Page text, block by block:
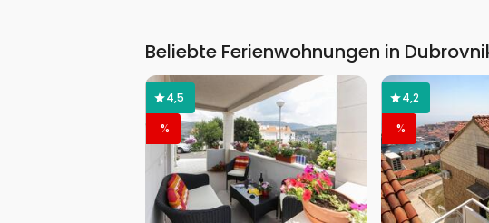
Beliebte Ferienwohnungen in
4,5
%
4,2
%